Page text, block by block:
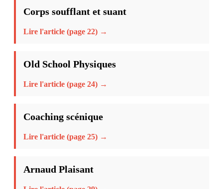
Corps soufflant et suant
Lire l'article (page 22) →
Old School Physiques
Lire l'article (page 24) →
Coaching scénique
Lire l'article (page 25) →
Arnaud Plaisant